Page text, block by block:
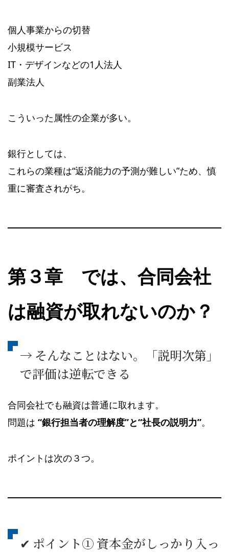
個人事業からの切替
小規模サービス
IT・デザインなどの1人法人
副業法人
こういった属性の企業が多い。
銀行としては、
これらの業種は“返済能力の予測が難しい”ため、慎
重に審査されがち。
第３章 では、合同会社
は融資が取れないのか？
→ そんなことはない。「説明次第」
で評価は逆転できる
合同会社でも融資は普通に取れます。
問題は “銀行担当者の理解度”と“社長の説明力”。
ポイントは次の３つ。
✔ ポイント① 資本金がしっかり入っ